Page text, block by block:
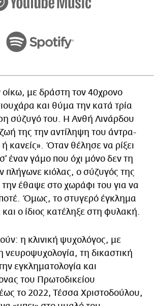
με δράστη τον 40χρονο
και θύμα την κατά τρία
σύζυγό του. Η Ανθή Λινάρδου
της την αντίληψη του άντρα-
κανείς». Όταν θέλησε να ρίξει
έναν γάμο που όχι μόνο δεν τη
πλήγωνε κιόλας, ο σύζυγός της
έθαψε στο χωράφι του για να
Όμως, το στυγερό έγκλημα
ο ίδιος κατέληξε στη φυλακή.
η κλινική ψυχολόγος, με
νευροψυχολογία, τη δικαστική
εγκληματολογία και
του Πρωτοδικείου
το 2022, Τέσσα Χριστοδούλου,